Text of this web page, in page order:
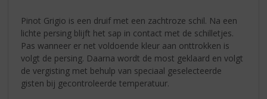
Pinot Grigio is een druif met een zachtroze schil. Na een
lichte persing blijft het sap in contact met de schilletjes.
Pas wanneer er net voldoende kleur aan onttrokken is
volgt de persing. Daarna wordt de most geklaard en volgt
de vergisting met behulp van speciaal geselecteerde
gisten bij gecontroleerde temperatuur.